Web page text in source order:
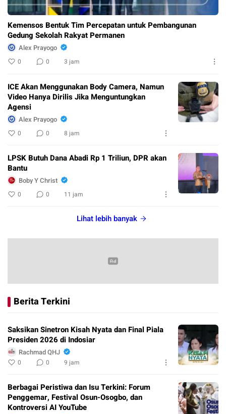
Kemensos Bentuk Tim Percepatan untuk Pembangunan
Gedung Sekolah Rakyat Permanen
Alex Prayogo
0 0 3 jam
ICE Akan Menggunakan Body Camera, Namun
Video Hanya Dirilis Jika Menguntungkan
Agensi
Alex Prayogo
0 0 8 jam
LPSK Butuh Dana Abadi Rp 1 Triliun, DPR akan
Bantu
Boby Y Christ
0 0 11 jam
Lihat lebih banyak
Berita Terkini
Saksikan Sinetron Kisah Nyata dan Final Piala
Presiden 2026 di Indosiar
Rachmad QHJ
0 0 9 jam
Berbagai Peristiwa dan Isu Terkini: Forum
Penggemar, Festival Osun-Osogbo, dan
Kontroversi AI YouTube